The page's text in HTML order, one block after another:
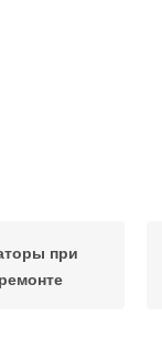
при